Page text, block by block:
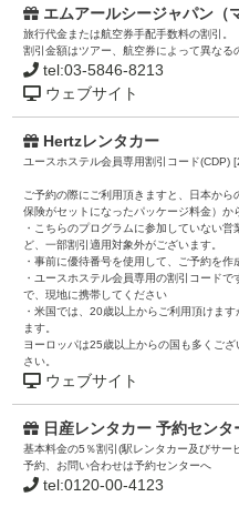
エムアールシージャパン（
旅行代金または航空券手配手数料の割引。
割引金額はツアー、航空券によって異なる
tel:03-5846-8213
ウェブサイト
Hertzレンタカー
ユースホステル会員専用割引コード(CDP)
ご予約の際にご利用頂きますと、日本か
保険がセットになったパッケージ料金）か
・こちらのプログラムに参加していない
ど、一部割引適用対象外がございます。
・事前に優待番号を使用して、ご予約を作
・ユースホステル会員専用の割引コード
で、現地に携帯してください
・米国では、20歳以上からご利用頂けま
ます。
ヨーロッパは25歳以上からの国も多くご
さい。
ウェブサイト
日産レンタカー 予約センタ
基本料金の5％割引(駅レンタカー及びサー
予約、お問い合わせは予約センターへ
tel:0120-00-4123